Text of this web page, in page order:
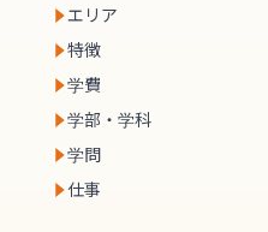
エリア
特徴
学費
学部・学科
学問
仕事